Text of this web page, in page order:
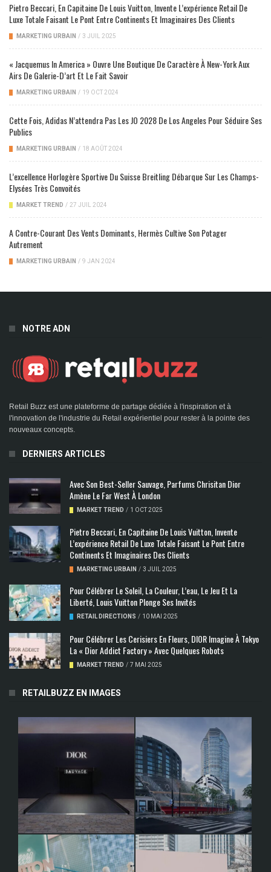
Pietro Beccari, En Capitaine De Louis Vuitton, Invente L’expérience Retail De
Luxe Totale Faisant Le Pont Entre Continents Et Imaginaires Des Clients
MARKETING URBAIN / 3 JUIL 2025
« Jacquemus In America » Ouvre Une Boutique De Caractère À New-York Aux
Airs De Galerie-D’art Et Le Fait Savoir
MARKETING URBAIN / 19 OCT 2024
Cette Fois, Adidas N’attendra Pas Les JO 2028 De Los Angeles Pour Séduire Ses
Publics
MARKETING URBAIN / 18 AOÛT 2024
L’excellence Horlogère Sportive Du Suisse Breitling Débarque Sur Les Champs-
Elysées Très Convoités
MARKET TREND / 27 JUIL 2024
A Contre-Courant Des Vents Dominants, Hermès Cultive Son Potager
Autrement
MARKETING URBAIN / 9 JAN 2024
NOTRE ADN
Retail Buzz est une plateforme de partage dédiée à l'inspiration et à
l'innovation de l'industrie du Retail expérientiel pour rester à la pointe des
nouveaux concepts.
DERNIERS ARTICLES
Avec Son Best-Seller Sauvage, Parfums Chrisitan Dior
Amène Le Far West À London
MARKET TREND / 1 OCT 2025
Pietro Beccari, En Capitaine De Louis Vuitton, Invente
L’expérience Retail De Luxe Totale Faisant Le Pont Entre
Continents Et Imaginaires Des Clients
MARKETING URBAIN / 3 JUIL 2025
Pour Célébrer Le Soleil, La Couleur, L’eau, Le Jeu Et La
Liberté, Louis Vuitton Plonge Ses Invités
RETAIL DIRECTIONS / 10 MAI 2025
Pour Célébrer Les Cerisiers En Fleurs, DIOR Imagine À Tokyo
La « Dior Addict Factory » Avec Quelques Robots
MARKET TREND / 7 MAI 2025
RETAILBUZZ EN IMAGES